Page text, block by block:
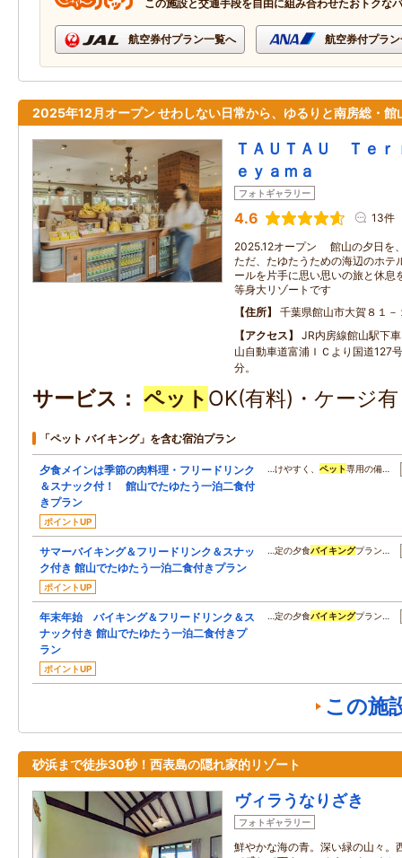
この施設と交通手段を自由に組み合わせたおトクな
航空券付プラン一覧へ 航空券付プラ
2025年12月オープン せわしない日常から、ゆるりと南房総・館
ＴＡＵＴＡＵ Ｔｅ
ｅｙａｍａ
フォトギャラリー
4.6 13件
2025.12オープン 館山の夕日を
ただ、たゆたうための海辺のホテ
ールを片手に思い思いの旅と休息
等身大リゾートです
住所
千葉県館山市大賀８１－
アクセス
JR内房線館山駅下
山自動車道富浦ＩＣより国道127
分。
サービス ペット OK(有料)・ケージ
「ペット バイキング」を含む宿泊プラン
夕食メインは季節の肉料理・フリードリンク
＆スナック付！ 館山でたゆたう一泊二食付
きプラン
ポイントUP
…けやすく、 ペット専用の備…
サマーバイキング＆フリードリンク＆スナッ
ク付き 館山でたゆたう一泊二食付きプラン
ポイントUP
…定の夕食バイキングプラン…
年末年始 バイキング＆フリードリンク＆ス
ナック付き 館山でたゆたう一泊二食付きプ
ラン
ポイントUP
…定の夕食バイキングプラン…
この施
砂浜まで徒歩30秒！西表島の隠れ家的リゾート
ヴィラうなりざき
フォトギャラリー
鮮やかな海の青。深い緑の山々。